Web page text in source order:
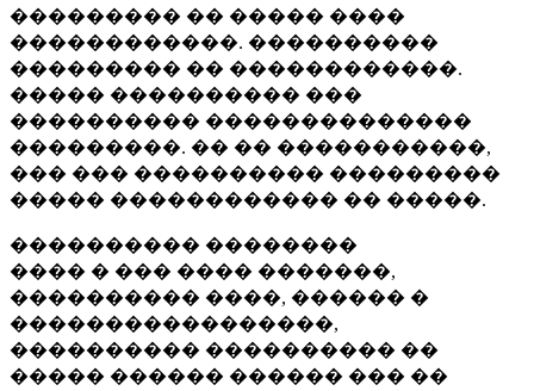
��������� �� ����� ����
������������. ����������
��������� �� ������������.
����� ���������� ���
���������� ��������������
���������. �� �� �����������,
��� ��� ���������� ���������
����� ������������ �� �����.
���������� ��������
���� � ��� ���� �������,
���������� ����, ������ �
�����������������,
���������� ���������� ��
����� ������ ������ ��� ��